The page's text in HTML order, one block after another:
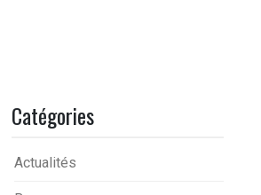
Catégories
Actualités